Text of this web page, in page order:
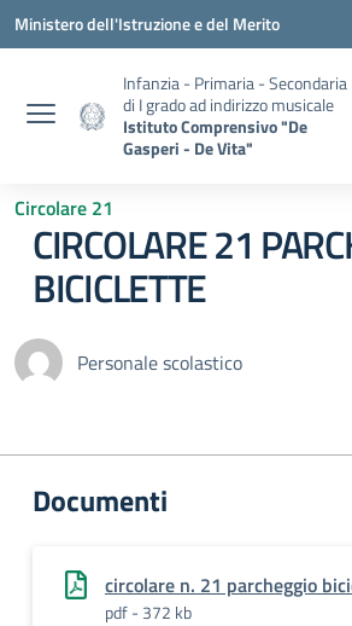
Vai ai contenuti
Vai al menu di navigazione
Vai al footer
Ministero dell'Istruzione e del Merito
Infanzia - Primaria - Secondaria
di I grado ad indirizzo musicale
Istituto Comprensivo "De
Gasperi - De Vita"
Circolare 21
CIRCOLARE 21
BICICLETTE
Personale scolastico
Documenti
circolare n. 21 parcheggio
pdf - 372 kb